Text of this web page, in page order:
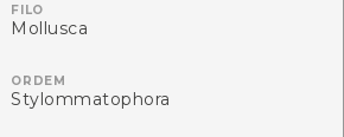
FILO
Mollusca
ORDEM
Stylommatophora